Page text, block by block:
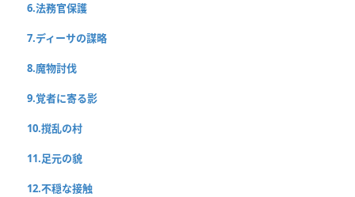
6.法務官保護
7.ディーサの謀略
8.魔物討伐
9.覚者に寄る影
10.撹乱の村
11.足元の貌
12.不穏な接触